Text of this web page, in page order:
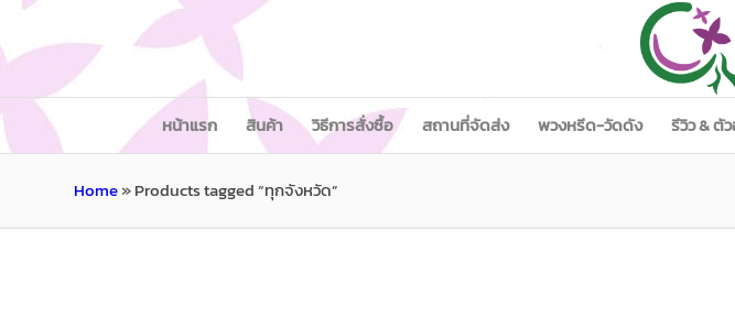
หน้าแรก สินค้า วิธีการสั่งซื้อ สถานที่จัดส่ง พวงหรีด-วัดดัง รีวิว & ตั
Home»Products tagged “ทุกจังหวัด”